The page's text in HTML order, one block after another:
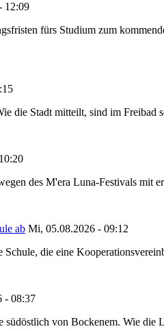
12:09
fürs Studium zum
die Stadt mitteilt, sind im Freibad
des M'era Luna-Festivals mit
ab Mi, 05.08.2026 - 09:12
die eine
- 08:37
von Bockenem. Wie